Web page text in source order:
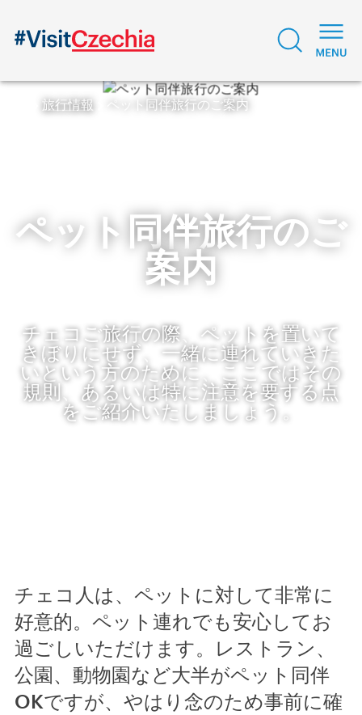
旅行情報 ペット同伴旅行のご案内
ペット同伴旅行のご
案内
チェコご旅行の際、ペットを置いて
きぼりにせず、一緒に連れていきた
いという方のために、ここではその
規則、あるいは特に注意を要する点
をご紹介いたしましょう。
チェコ人は、ペットに対して非常に
好意的。ペット連れでも安心してお
過ごしいただけます。レストラン、
公園、動物園など大半がペット同伴
OKですが、やはり念のため事前に確